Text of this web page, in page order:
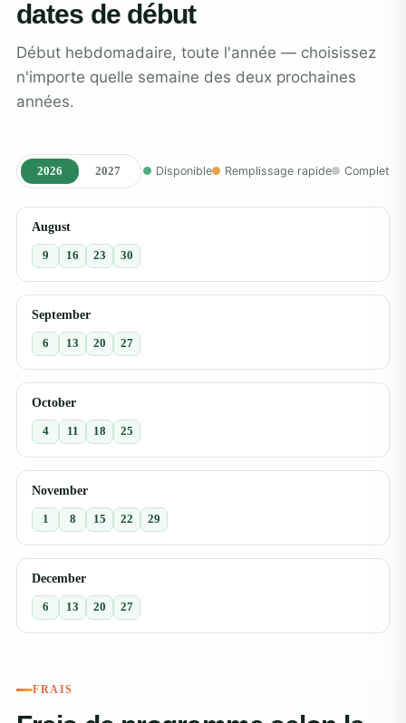
dates de début
Début hebdomadaire, toute l'année — choisissez
n'importe quelle semaine des deux prochaines
années.
2026 2027 Disponible Remplissage rapide Complet
August
9 16 23 30
September
6 13 20 27
October
4 11 18 25
November
1 8 15 22 29
December
6 13 20 27
FRAIS